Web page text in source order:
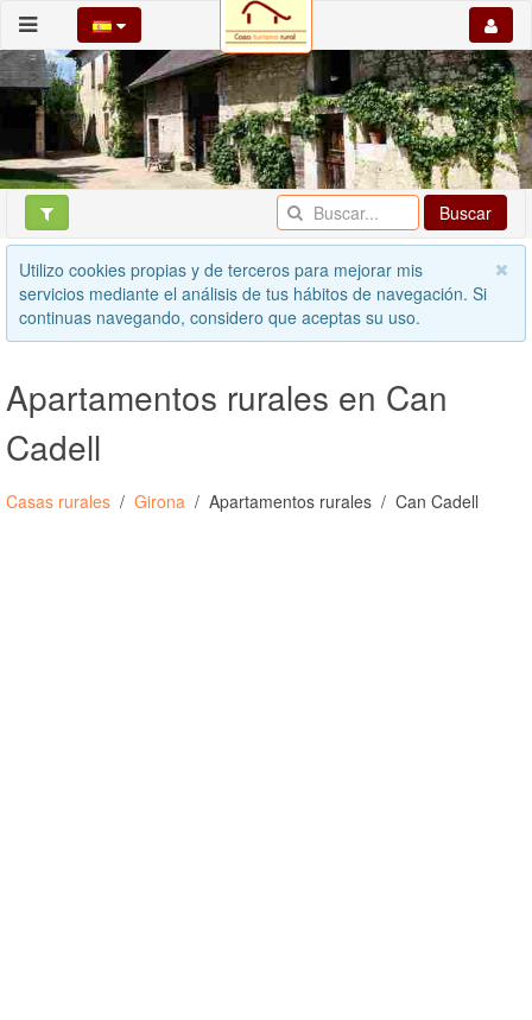
Buscar
Utilizo cookies propias y de terceros para mejorar mis
servicios mediante el análisis de tus hábitos de navegación. Si
continuas navegando, considero que aceptas su uso.
Apartamentos rurales en Can
Cadell
Casas rurales Girona Apartamentos rurales Can Cadell